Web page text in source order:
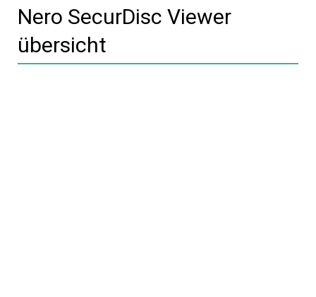
Nero SecurDisc Viewer
übersicht